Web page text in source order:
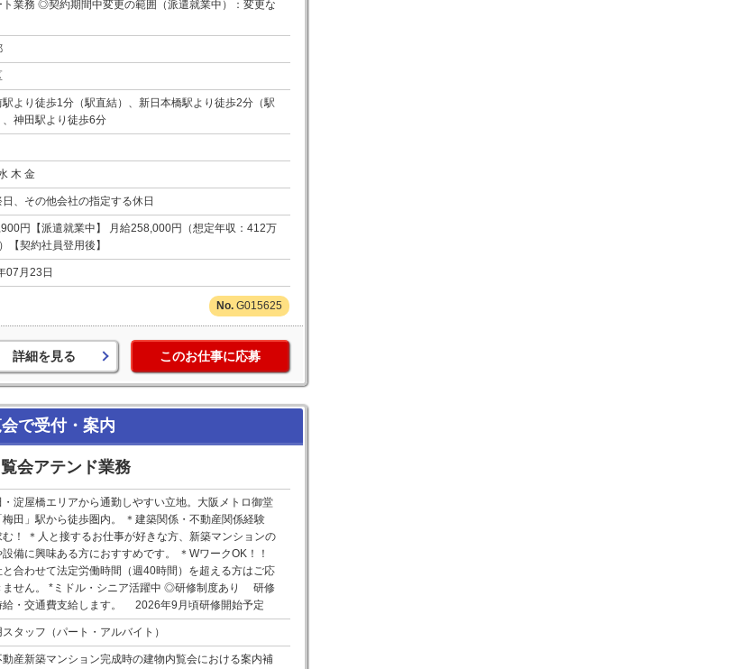
ト業務 ◎契約期間中変更の範囲（派遣就業中）：変更な
駅より徒歩1分（駅直結）、新日本橋駅より徒歩2分（駅
、神田駅より徒歩6分
木 金
、その他会社の指定する休日
円【派遣就業中】 月給258,000円（想定年収：412万
【契約社員登用後】
07月23日
G015625
詳細を見る このお仕事に応募
で受付・案内
会アテンド業務
・淀屋橋エリアから通勤しやすい立地。大阪メトロ御堂
梅田」駅から徒歩圏内。 ＊建築関係・不動産関係経験
！ ＊人と接するお仕事が好きな方、新築マンションの
設備に興味ある方におすすめです。 ＊WワークOK！！
合わせて法定労働時間（週40時間）を超える方はご応
ません。 *ミドル・シニア活躍中 ◎研修制度あり 研修
給・交通費支給します。 2026年9月頃研修開始予定
タッフ（パート・アルバイト）
動産新築マンション完成時の建物内覧会における案内補